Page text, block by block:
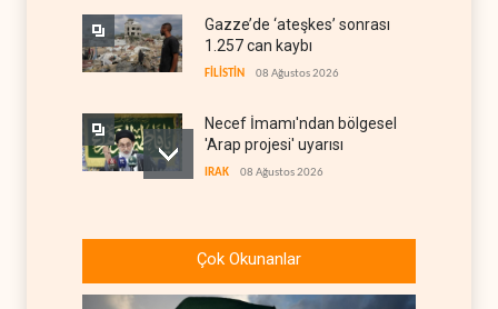
Gazze’de ‘ateşkes’ sonrası
1.257 can kaybı
FİLİSTİN 08 Ağustos 2026
Necef İmamı'ndan bölgesel
'Arap projesi' uyarısı
IRAK 08 Ağustos 2026
da yetmedi: Hürmüz’de
gemi vuruldu
Çok Okunanlar